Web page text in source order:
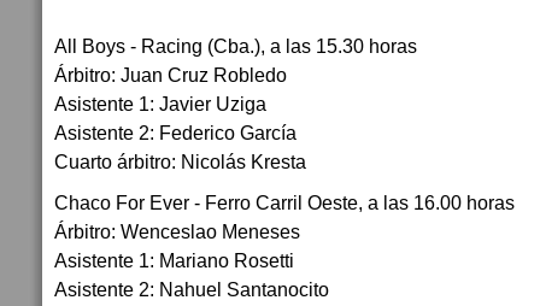
All Boys - Racing (Cba.), a las 15.30 horas
Árbitro: Juan Cruz Robledo
Asistente 1: Javier Uziga
Asistente 2: Federico García
Cuarto árbitro: Nicolás Kresta
Chaco For Ever - Ferro Carril Oeste, a las 16.00 horas
Árbitro: Wenceslao Meneses
Asistente 1: Mariano Rosetti
Asistente 2: Nahuel Santanocito